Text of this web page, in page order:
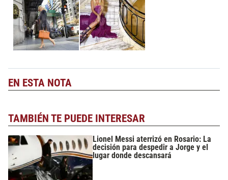
EN ESTA NOTA
TAMBIÉN TE PUEDE INTERESAR
Lionel Messi aterrizó en Rosario: La
decisión para despedir a Jorge y el
lugar donde descansará